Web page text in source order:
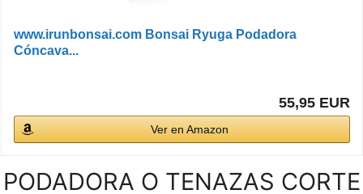
www.irunbonsai.com Bonsai Ryuga Podadora
Cóncava...
55,95 EUR
Ver en Amazon
PODADORA O TENAZAS CORTE